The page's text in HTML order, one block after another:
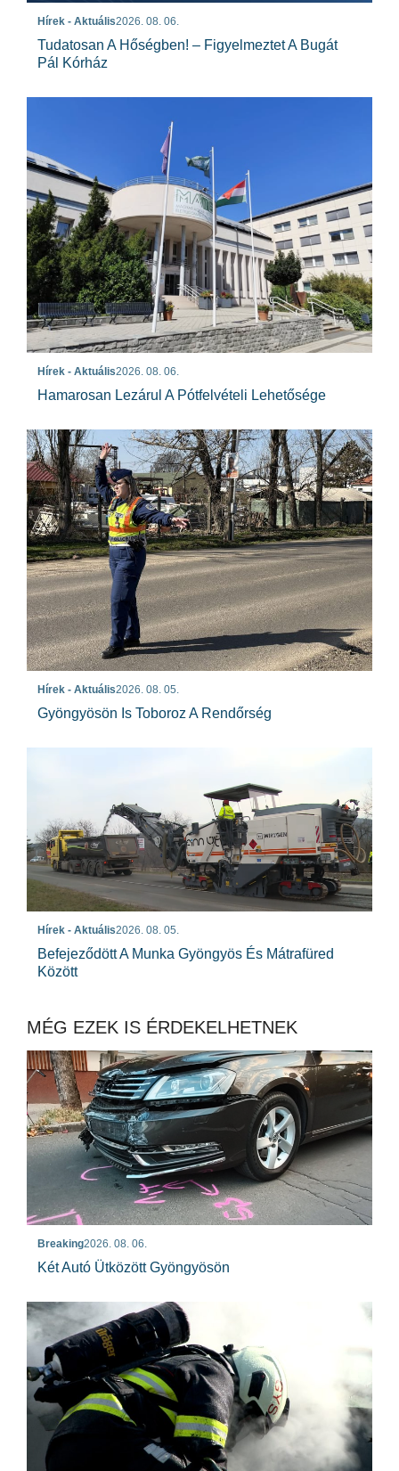
Hírek - Aktuális2026. 08. 06.
Tudatosan A Hőségben! – Figyelmeztet A Bugát
Pál Kórház
Hírek - Aktuális2026. 08. 06.
Hamarosan Lezárul A Pótfelvételi Lehetősége
Hírek - Aktuális2026. 08. 05.
Gyöngyösön Is Toboroz A Rendőrség
Hírek - Aktuális2026. 08. 05.
Befejeződött A Munka Gyöngyös És Mátrafüred
Között
MÉG EZEK IS ÉRDEKELHETNEK
Breaking2026. 08. 06.
Két Autó Ütközött Gyöngyösön